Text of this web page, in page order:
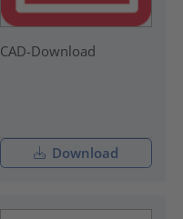
CAD-Download
Download